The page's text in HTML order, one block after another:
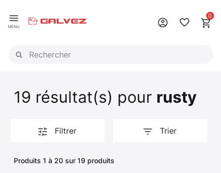
MENU
0
19 résultat(s) pour rusty
Filtrer Trier
Produits 1 à 20 sur 19 produits